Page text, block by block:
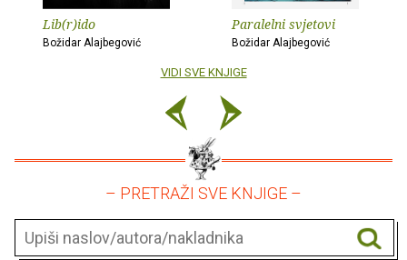
Lib(r)ido
Božidar Alajbegović
Paralelni svjetovi
Božidar Alajbegović
VIDI SVE KNJIGE
– PRETRAŽI SVE KNJIGE –